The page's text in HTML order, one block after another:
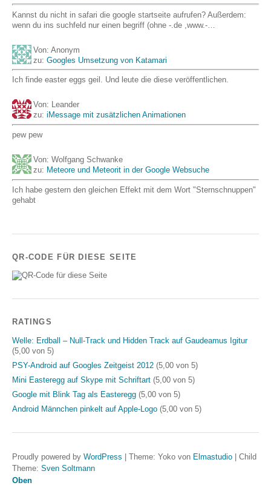
Kannst du nicht in safari die google startseite aufrufen? Außerdem:
wenn du ins suchfeld nur einen begriff (ohne -.de ,www.-…
Von: Anonym
zu: Googles Umsetzung von Katamari
Ich finde easter eggs geil. Und leute die diese veröffentlichen.
Von: Leander
zu: iMessage mit zusätzlichen Animationen
pew pew
Von: Wolfgang Schwanke
zu: Meteore und Meteorit in der Google Websuche
Ich habe gestern den gleichen Effekt mit dem Wort "Sternschnuppen"
gehabt
QR-CODE FÜR DIESE SEITE
RATINGS
Welle: Erdball – Null-Track und Hidden Track auf Gaudeamus Igitur
(5,00 von 5)
PSY-Android auf Googles Zeitgeist 2012 (5,00 von 5)
Mini Easteregg auf Skype mit Schriftart (5,00 von 5)
Google mit Blink Tag als Easteregg (5,00 von 5)
Android Männchen pinkelt auf Apple-Logo (5,00 von 5)
Proudly powered by WordPress Theme: Yoko von Elmastudio
Child
Theme: Sven Soltmann
Oben